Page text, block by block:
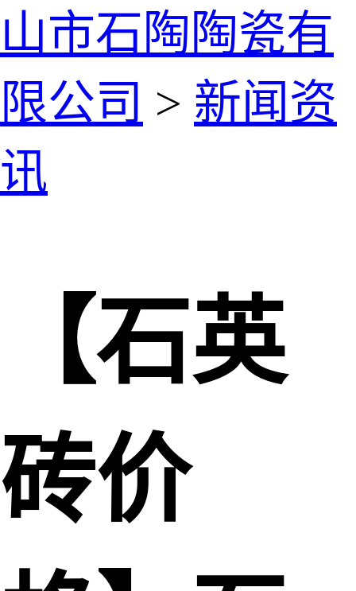
山市石陶陶瓷有
限公司 > 新闻资
讯
【石英
砖价